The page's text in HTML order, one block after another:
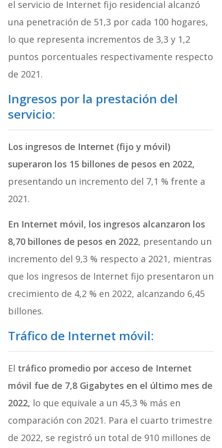
el servicio de Internet fijo residencial alcanzó
una penetración de 51,3 por cada 100 hogares,
lo que representa incrementos de 3,3 y 1,2
puntos porcentuales respectivamente respecto
de 2021.
Ingresos por la prestación del
servicio:
Los ingresos de Internet (fijo y móvil)
superaron los 15 billones de pesos en 2022,
presentando un incremento del 7,1 % frente a
2021.
En Internet móvil, los ingresos alcanzaron los
8,70 billones de pesos en 2022, presentando un
incremento del 9,3 % respecto a 2021, mientras
que los ingresos de Internet fijo presentaron un
crecimiento de 4,2 % en 2022, alcanzando 6,45
billones.
Tráfico de Internet móvil:
El tráfico promedio por acceso de Internet
móvil fue de 7,8 Gigabytes en el último mes de
2022, lo que equivale a un 45,3 % más en
comparación con 2021. Para el cuarto trimestre
de 2022, se registró un total de 910 millones de